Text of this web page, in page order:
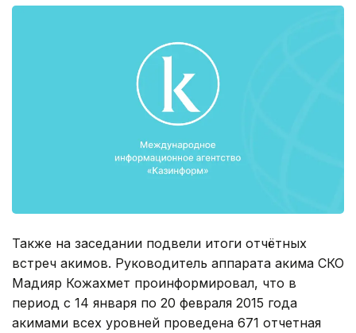
Также на заседании подвели итоги отчётных
встреч акимов. Руководитель аппарата акима СКО
Мадияр Кожахмет проинформировал, что в
период с 14 января по 20 февраля 2015 года
акимами всех уровней проведена 671 отчетная